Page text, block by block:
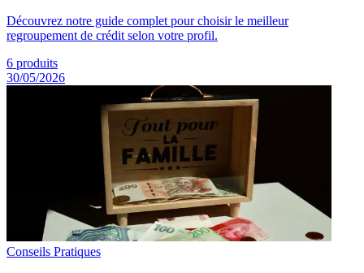
Découvrez notre guide complet pour choisir le meilleur
regroupement de crédit selon votre profil.
6 produits
30/05/2026
Conseils Pratiques